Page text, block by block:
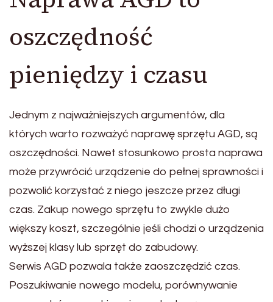
oszczędność
pieniędzy i czasu
Jednym z najważniejszych argumentów, dla
których warto rozważyć naprawę sprzętu AGD, są
oszczędności. Nawet stosunkowo prosta naprawa
może przywrócić urządzenie do pełnej sprawności i
pozwolić korzystać z niego jeszcze przez długi
czas. Zakup nowego sprzętu to zwykle dużo
większy koszt, szczególnie jeśli chodzi o urządzenia
wyższej klasy lub sprzęt do zabudowy.
Serwis AGD pozwala także zaoszczędzić czas.
Poszukiwanie nowego modelu, porównywanie